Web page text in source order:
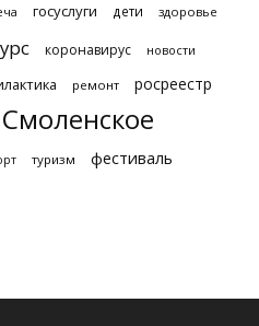
госуслуги дети здоровье
коронавирус новости
ремонт росреестр
туризм фестиваль